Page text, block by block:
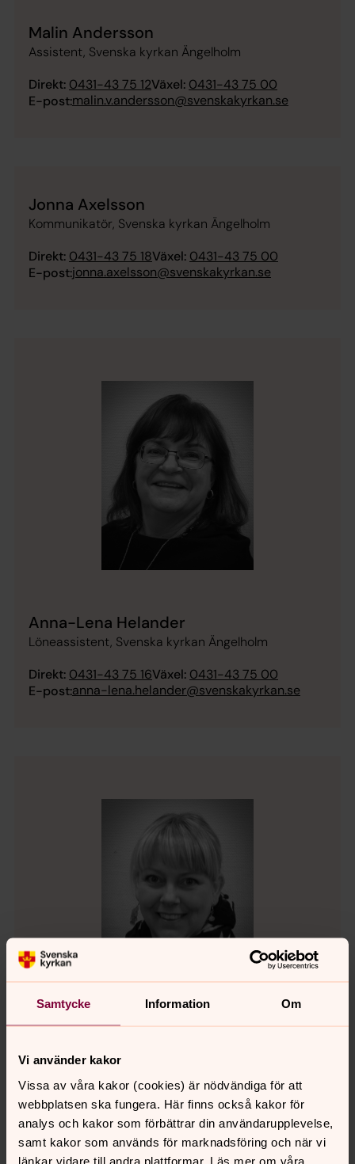
Samtycke Information Om
Vi använder kakor
Vissa av våra kakor (cookies) är nödvändiga för att
webbplatsen ska fungera. Här finns också kakor för
analys och kakor som förbättrar din användarupplevelse,
samt kakor som används för marknadsföring och när vi
länkar vidare till andra plattformar. Läs mer om våra
Malin Andersson
Assistent, Svenska kyrkan Ängelholm
Direkt: 0431-43 75 12Växel: 0431-43 75 00
E-post:malin.v.andersson@svenskakyrkan.se
Jonna Axelsson
Kommunikatör, Svenska kyrkan Ängelholm
Direkt: 0431-43 75 18Växel: 0431-43 75 00
E-post:jonna.axelsson@svenskakyrkan.se
Anna-Lena Helander
Löneassistent, Svenska kyrkan Ängelholm
Direkt: 0431-43 75 16Växel: 0431-43 75 00
E-post:anna-lena.helander@svenskakyrkan.se
Assistent, Svenska kyrkan Ängelholm
Direkt:0431-43 75 13Växel: 0431-43 75 00
E-post:
anna.nilsson8@svenskakyrkan.se